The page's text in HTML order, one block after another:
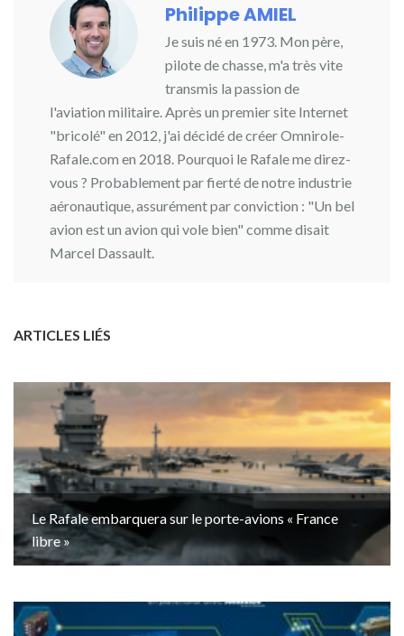
Philippe AMIEL
Je suis né en 1973. Mon père,
pilote de chasse, m'a très vite
transmis la passion de
l'aviation militaire. Après un premier site Internet
"bricolé" en 2012, j'ai décidé de créer Omnirole-
Rafale.com en 2018. Pourquoi le Rafale me direz-
vous ? Probablement par fierté de notre industrie
aéronautique, assurément par conviction : "Un bel
avion est un avion qui vole bien" comme disait
Marcel Dassault.
ARTICLES LIÉS
Le Rafale embarquera sur le porte-avions « France
libre »